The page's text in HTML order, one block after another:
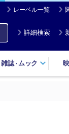
レーベル一覧
詳細検索
雑誌・ ムック